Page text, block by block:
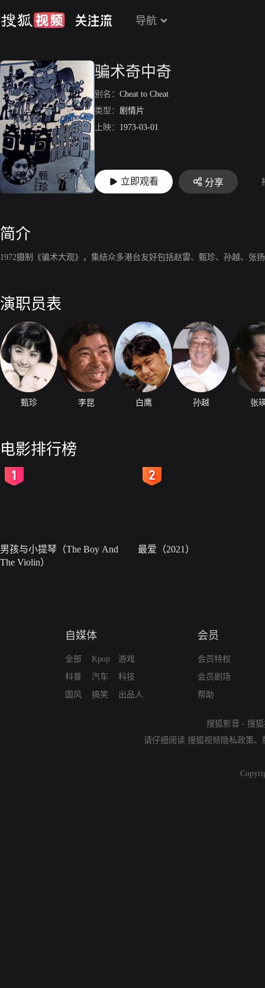
导航
骗术奇中奇
别名： Cheat to Cheat
类型： 剧情片
上映： 1973-03-01
立即观看 分享
简介
1972摄制《骗术大观》，集结众多港台友好包括赵雷、甄珍、孙越、
演职员表
甄珍 李昆 白鹰 孙越 张
电影排行榜
男孩与小提琴（The Boy And
The Violin）
最爱（2021）
自媒体
全部
科普
国风
Kpop
汽车
搞笑
游戏
科技
出品人
会员
会员特权
会员剧场
帮助
搜狐影音 - 搜
请仔细阅读 搜狐视频隐私政策、